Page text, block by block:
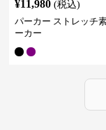
¥11,980 (税込)
パーカー ストレッチ
ーカー